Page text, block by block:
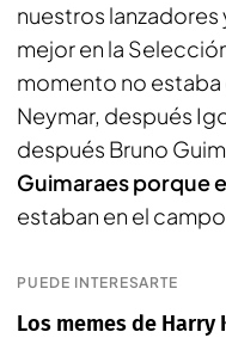
nuestros lanzadores
mejor en la
momento no
Neymar, después
después Bruno
Guimaraes porque
estaban en el
PUEDE INTERESARTE
Los memes de Harry